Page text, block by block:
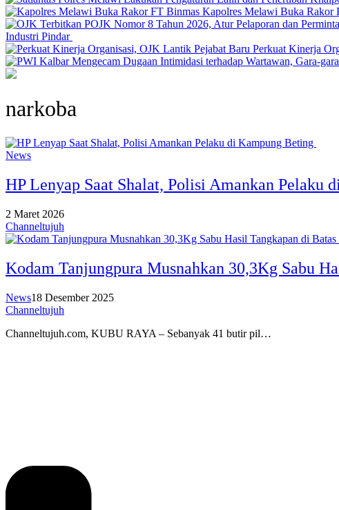
Kapolres Melawi Buka Rakor
Industri Pindar
Perkuat Kinerja
narkoba
News
HP Lenyap Saat Shalat, Polisi Amankan Pelaku
2 Maret 2026
Channeltujuh
Kodam Tanjungpura Musnahkan 30,3Kg Sabu
News18 Desember 2025
Channeltujuh
Channeltujuh.com, KUBU RAYA – Sebanyak 41 butir pil…